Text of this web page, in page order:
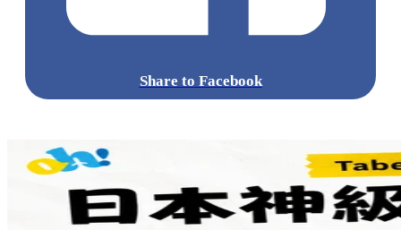
Share to Facebook